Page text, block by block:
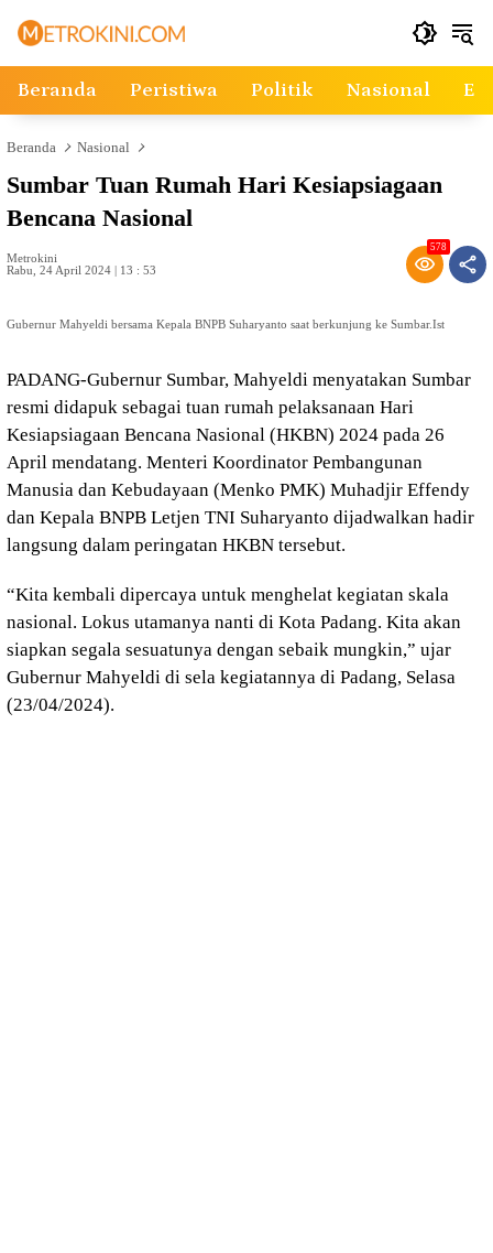
Beranda Peristiwa Politik Nasional
Beranda Nasional
Sumbar Tuan Rumah Hari Kesiapsiagaan
Bencana Nasional
Metrokini
Rabu, 24 April 2024 | 13 : 53
578
Gubernur Mahyeldi bersama Kepala BNPB Suharyanto saat berkunjung ke Sumbar.Ist
PADANG-Gubernur Sumbar, Mahyeldi menyatakan Sumbar
resmi didapuk sebagai tuan rumah pelaksanaan Hari
Kesiapsiagaan Bencana Nasional (HKBN) 2024 pada 26
April mendatang. Menteri Koordinator Pembangunan
Manusia dan Kebudayaan (Menko PMK) Muhadjir Effendy
dan Kepala BNPB Letjen TNI Suharyanto dijadwalkan hadir
langsung dalam peringatan HKBN tersebut.
“Kita kembali dipercaya untuk menghelat kegiatan skala
nasional. Lokus utamanya nanti di Kota Padang. Kita akan
siapkan segala sesuatunya dengan sebaik mungkin,” ujar
Gubernur Mahyeldi di sela kegiatannya di Padang, Selasa
(23/04/2024).